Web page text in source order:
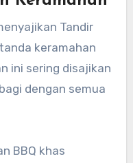
Tandir
keramahan
ini sering disajikan
dengan semua
BBQ khas